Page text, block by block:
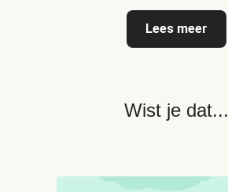
Lees meer
Wist je dat...